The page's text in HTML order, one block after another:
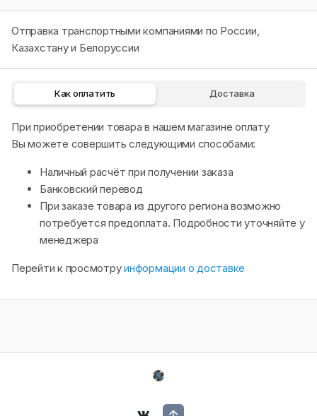
Отправка транспортными компаниями по России,
Казахстану и Белоруссии
Как оплатить Доставка
При приобретении товара в нашем магазине оплату
Вы можете совершить следующими способами:
Наличный расчёт при получении заказа
Банковский перевод
При заказе товара из другого региона возможно
потребуется предоплата. Подробности уточняйте у
менеджера
Перейти к просмотруинформации о доставке